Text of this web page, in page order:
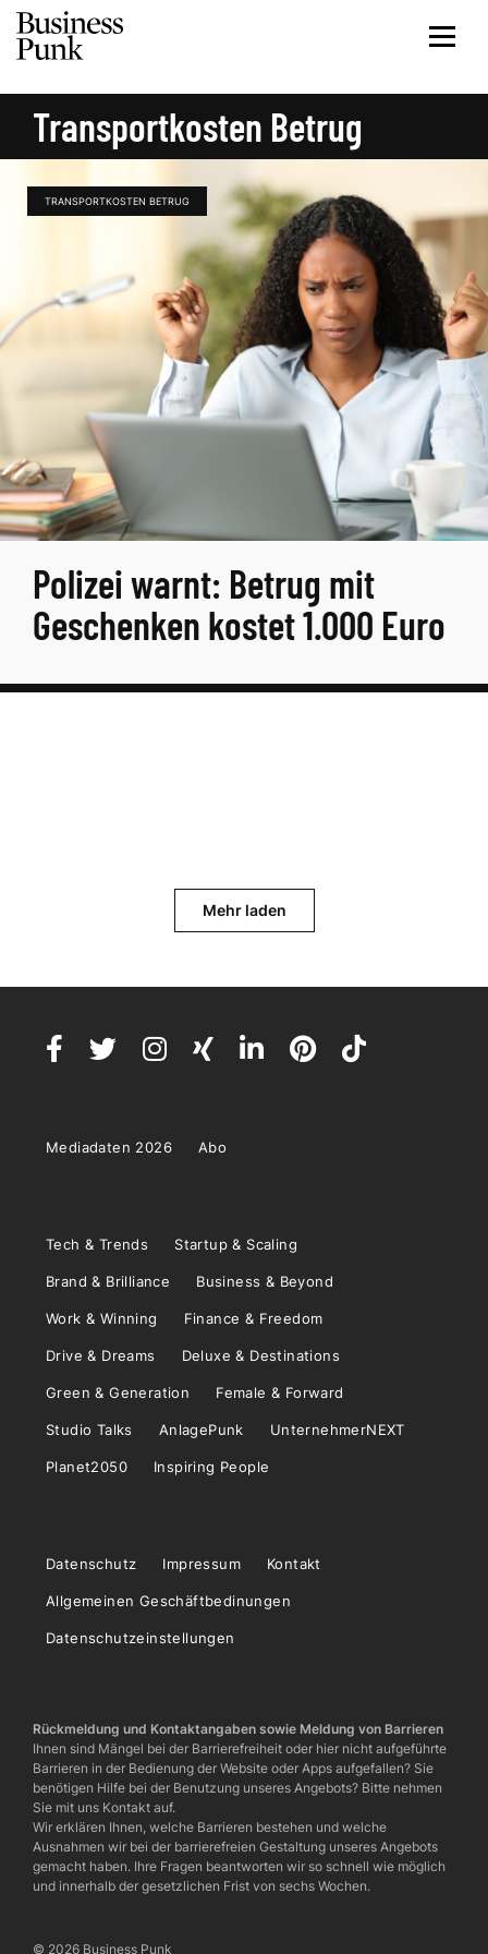
Transportkosten Betrug
TRANSPORTKOSTEN BETRUG
Polizei warnt: Betrug mit
Geschenken kostet 1.000 Euro
Mehr laden
Mediadaten 2026 Abo
Tech & Trends Startup & Scaling
Brand & Brilliance Business & Beyond
Work & Winning Finance & Freedom
Drive & Dreams Deluxe & Destinations
Green & Generation Female & Forward
Studio Talks AnlagePunk UnternehmerNEXT
Planet2050 Inspiring People
Datenschutz Impressum Kontakt
Allgemeinen Geschäftbedinungen
Datenschutzeinstellungen
Rückmeldung und Kontaktangaben sowie Meldung von Barrieren
Ihnen sind Mängel bei der Barrierefreiheit oder hier nicht aufgeführte
Barrieren in der Bedienung der Website oder Apps aufgefallen? Sie
benötigen Hilfe bei der Benutzung unseres Angebots? Bitte nehmen
Sie mit uns Kontakt auf.
Wir erklären Ihnen, welche Barrieren bestehen und welche
Ausnahmen wir bei der barrierefreien Gestaltung unseres Angebots
gemacht haben. Ihre Fragen beantworten wir so schnell wie möglich
und innerhalb der gesetzlichen Frist von sechs Wochen.
© 2026 Business Punk